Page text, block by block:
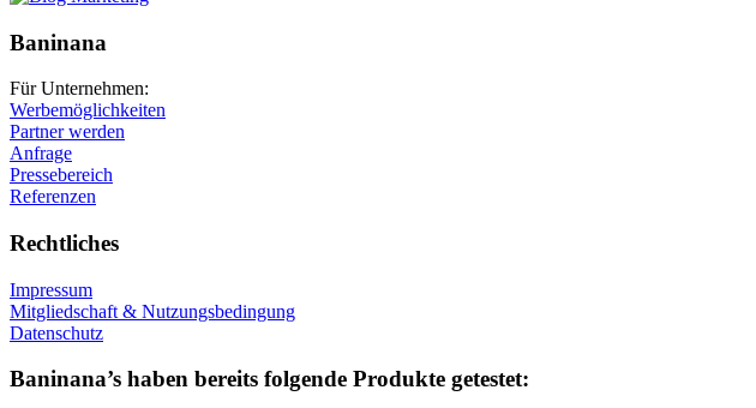
Baninana
Für Unternehmen:
Werbemöglichkeiten
Partner werden
Anfrage
Pressebereich
Referenzen
Rechtliches
Impressum
Mitgliedschaft & Nutzungsbedingung
Datenschutz
Baninana’s haben bereits folgende Produkte getestet: